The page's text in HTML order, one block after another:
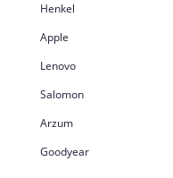
Henkel
Apple
Lenovo
Salomon
Arzum
Goodyear